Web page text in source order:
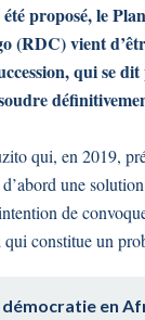
proposé, le
(RDC) vient
qui se
qui, en 2019,
d’abord une
de
constitue un
démocratie en